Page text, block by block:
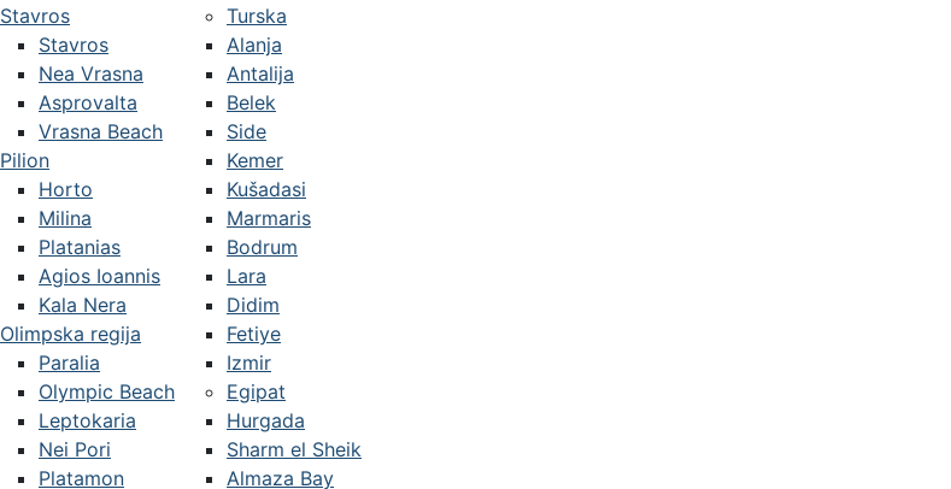
Stavros
Stavros
Nea Vrasna
Asprovalta
Vrasna Beach
Pilion
Horto
Milina
Platanias
Agios Ioannis
Kala Nera
Olimpska regija
Paralia
Olympic Beach
Leptokaria
Nei Pori
Platamon
Turska
Alanja
Antalija
Belek
Side
Kemer
Kušadasi
Marmaris
Bodrum
Lara
Didim
Fetiye
Izmir
Egipat
Hurgada
Sharm el Sheik
Almaza Bay